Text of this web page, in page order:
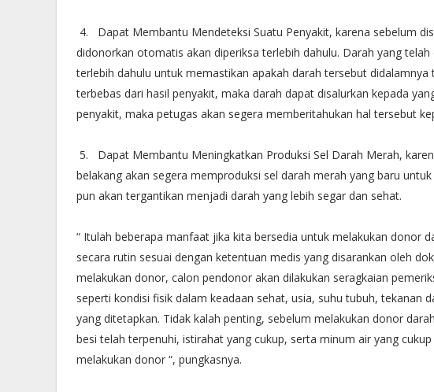
4. Dapat Membantu Mendeteksi Suatu Penyakit, karena sebelum
didonorkan otomatis akan diperiksa terlebih dahulu. Darah yang
terlebih dahulu untuk memastikan apakah darah tersebut
terbebas dari hasil penyakit, maka darah dapat disalurkan kepada
penyakit, maka petugas akan segera memberitahukan hal tersebut
5. Dapat Membantu Meningkatkan Produksi Sel Darah Merah,
belakang akan segera memproduksi sel darah merah yang baru
pun akan tergantikan menjadi darah yang lebih segar dan sehat.
“ Itulah beberapa manfaat jika kita bersedia untuk melakukan donor
secara rutin sesuai dengan ketentuan medis yang disarankan oleh
melakukan donor, calon pendonor akan dilakukan seragkaian
seperti kondisi fisik dalam keadaan sehat, usia, suhu tubuh, tekanan
yang ditetapkan. Tidak kalah penting, sebelum melakukan donor
besi telah terpenuhi, istirahat yang cukup, serta minum air yang
melakukan donor “, pungkasnya.